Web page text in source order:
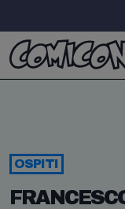
OSPITI